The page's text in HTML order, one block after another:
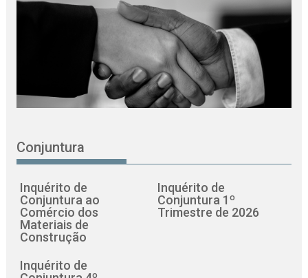
Conjuntura
Inquérito de
Conjuntura ao
Comércio dos
Materiais de
Construção
Inquérito de
Conjuntura 1º
Trimestre de 2026
Inquérito de